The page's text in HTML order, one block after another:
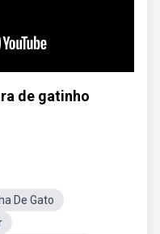
de gatinho
De Gato